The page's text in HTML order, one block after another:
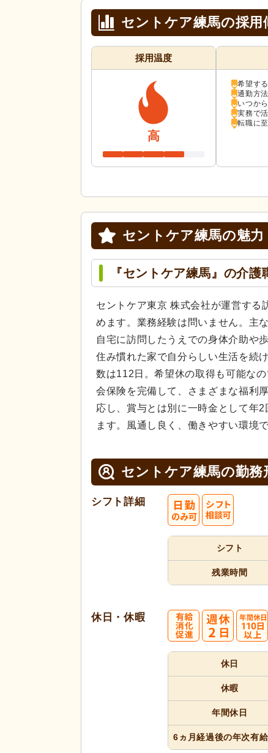
セントケア練馬の採用
採用温度
高
希望す
通勤方
いつか
実務で
転職に
セントケア練馬の魅力
『セントケア練馬』の介
セントケア東京 株式会社が運営する
めます。業務経験は問いません。主
自宅に訪問したうえでの身体介助や
住み慣れた家で自分らしい生活を続
数は112日。希望休の取得も可能な
会保険を完備して、さまざまな福利
応し、賞与とは別に一時金として年
ます。風通し良く、働きやすい環境
セントケア練馬の勤務
シフト詳細
シフト
残業時間
休日・休暇
休日
休暇
年間休日
6ヵ月経過後の年次有